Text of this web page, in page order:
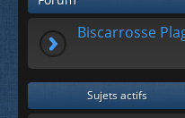
Biscarrosse
Sujets actifs